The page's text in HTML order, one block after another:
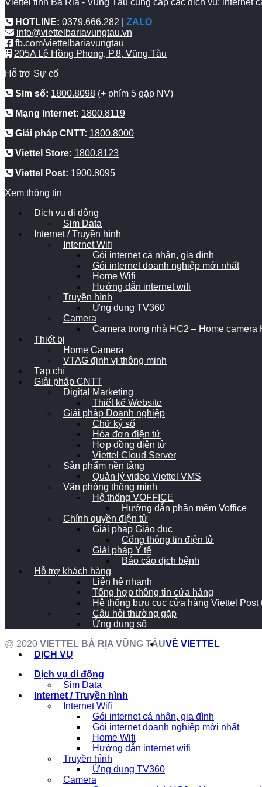
Viettel tỉnh Bà Rịa - Vũng Tàu cung cấp các dịch vụ: internet
HOTLINE: 0379.666.282 | ZALO
info@viettelbariavungtau.vn
fb.com/viettelbariavungtau
205A Lê Hồng Phong, P.8, Vũng Tàu
Hỗ trợ Sự cố
Sim số: 1800.8098 (+ phím 5 gặp NV)
Mạng Internet: 1800.8119
Giải pháp CNTT: 1800.8000
Viettel Store: 1800.8123
Viettel Post: 1900.8095
Xem thông tin
Dịch vụ di động
Sim Data
Internet / Truyền hình
Internet Wifi
Gói internet cá nhân, gia đình
Gói internet doanh nghiệp mới nhất
Home Wifi
Hướng dẫn internet wifi
Truyền hình
Ứng dụng TV360
Camera
Camera trong nhà HC2 – Home camera
Thiết bị
Home Camera
VTAG định vị thông minh
Tạp chí
Giải pháp CNTT
Digital Marketing
Thiết kế Website
Giải pháp Doanh nghiệp
Chữ ký số
Hóa đơn điện tử
Hợp đồng điện tử
Viettel Cloud Server
Sản phẩm nền tảng
Quản lý video Viettel VMS
Văn phòng thông minh
Hệ thống VOFFICE
Hướng dẫn phần mềm Voffice
Chính quyền điện tử
Giải pháp Giáo dục
Cổng thông tin điện tử
Giải pháp Y tế
Báo cáo dịch bệnh
Hỗ trợ khách hàng
Liên hệ nhanh
Tổng hợp thông tin cửa hàng
Hệ thống bưu cục cửa hàng Viettel Post
Câu hỏi thường gặp
Ứng dụng số
@ 2020 VIETTEL BÀ RỊA VŨNG TÀUVỀ VIETTEL
DỊCH VỤ
Dịch vụ di động
Sim Data
Internet / Truyền hình
Internet Wifi
Gói internet cá nhân, gia đình
Gói internet doanh nghiệp mới nhất
Home Wifi
Hướng dẫn internet wifi
Truyền hình
Ứng dụng TV360
Camera